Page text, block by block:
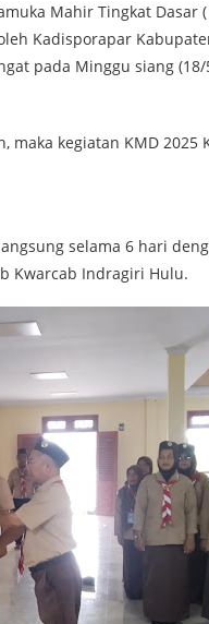
Mahir Tingkat Dasar
Kadisporapar
pada Minggu siang (18/
kegiatan KMD 2025
selama 6 hari
Kwarcab Indragiri Hulu.